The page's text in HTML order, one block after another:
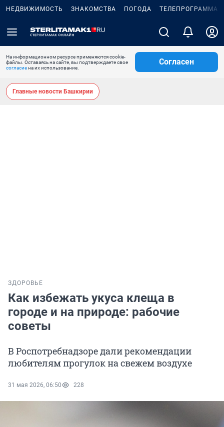
НЕДВИЖИМОСТЬ ЗНАКОМСТВА ПОГОДА ТЕЛЕПРОГРАММА
На информационном ресурсе применяются cookie-
файлы. Оставаясь на сайте, вы подтверждаете свое
согласиена их использование.
Согласен
Главные новости Башкирии
ЗДОРОВЬЕ
Как избежать укуса клеща в
городе и на природе: рабочие
советы
В Роспотребнадзоре дали рекомендации
любителям прогулок на свежем воздухе
31 мая 2026, 06:50 228